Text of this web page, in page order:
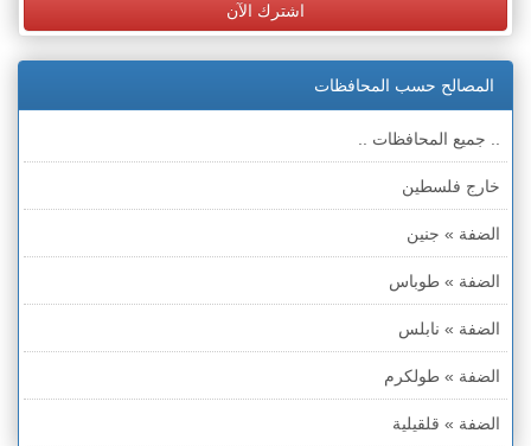
اشترك الآن
المصالح حسب المحافظات
.. جميع المحافظات ..
خارج فلسطين
الضفة » جنين
الضفة » طوباس
الضفة » نابلس
الضفة » طولكرم
الضفة » قلقيلية